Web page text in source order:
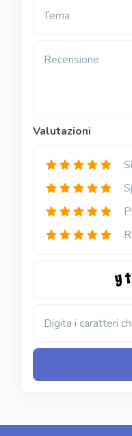
Tema
Recensione
Valutazioni
Digita i caratteri